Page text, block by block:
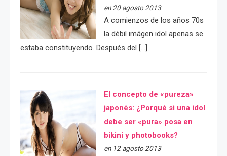
en 20 agosto 2013
A comienzos de los años 70s
la débil imágen idol apenas se
estaba constituyendo. Después del […]
El concepto de «pureza»
japonés: ¿Porqué si una idol
debe ser «pura» posa en
bikini y photobooks?
en 12 agosto 2013